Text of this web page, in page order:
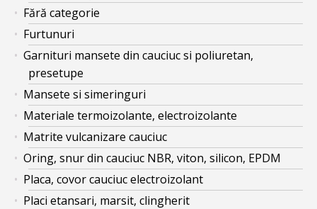
Fără categorie
Furtunuri
Garnituri mansete din cauciuc si poliuretan,
presetupe
Mansete si simeringuri
Materiale termoizolante, electroizolante
Matrite vulcanizare cauciuc
Oring, snur din cauciuc NBR, viton, silicon, EPDM
Placa, covor cauciuc electroizolant
Placi etansari, marsit, clingherit